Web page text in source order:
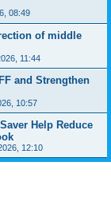
08:49
of middle
11:44
and Strengthen
10:57
Help Reduce
12:10